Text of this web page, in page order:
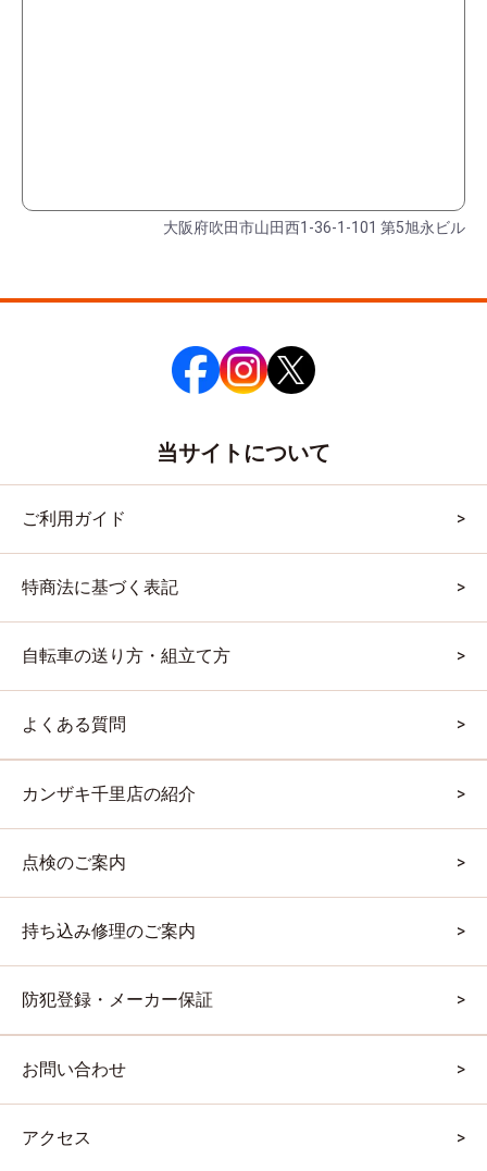
大阪府吹田市山田西1-36-1-101 第5旭永ビル
当サイトについて
ご利用ガイド
特商法に基づく表記
自転車の送り方・組立て方
よくある質問
カンザキ千里店の紹介
点検のご案内
持ち込み修理のご案内
防犯登録・メーカー保証
お問い合わせ
アクセス